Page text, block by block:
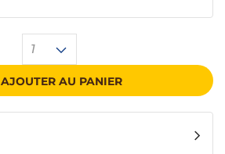
1
AJOUTER AU PANIER